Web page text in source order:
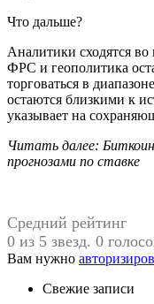
Что дальше?
Аналитики сходятся
ФРС и геополитика
торговаться в
остаются близкими к
указывает на
Читать далее:
прогнозами по ставке
Средний рейтинг
0 из 5 звезд. 0
Вам нужно
Свежие записи